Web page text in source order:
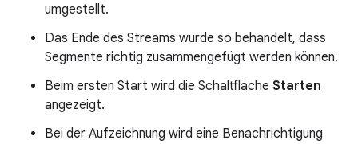
umgestellt.
Das Ende des Streams wurde so behandelt, dass
Segmente richtig zusammengefügt werden können.
Beim ersten Start wird die Schaltfläche Starten
angezeigt.
Bei der Aufzeichnung wird eine Benachrichtigung